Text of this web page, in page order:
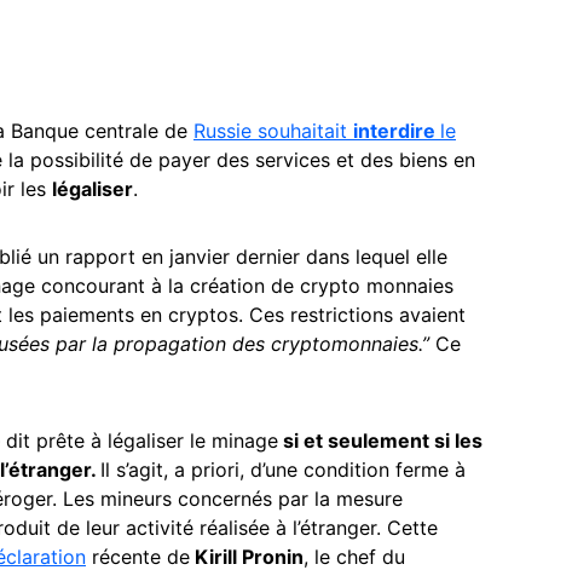
Banque centrale de Russie souhaitait interdire le
la possibilité de payer des services et des biens en
les légaliser.
un rapport en janvier dernier dans lequel elle
concourant à la création de crypto monnaies
paiements en cryptos. Ces restrictions avaient
par la propagation des cryptomonnaies.”Ce
prête à légaliser le minage si et seulement si les
Il s’agit, a priori, d’une condition ferme à
Les mineurs concernés par la mesure
de leur activité réalisée à l’étranger. Cette
récente de Kirill Pronin, le chef du